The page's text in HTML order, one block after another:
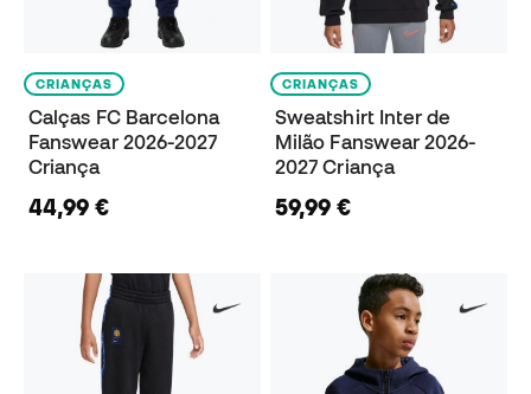
CRIANÇAS
Calças FC Barcelona
Fanswear 2026-2027
Criança
44,99 €
CRIANÇAS
Sweatshirt Inter de
Milão Fanswear 2026-
2027 Criança
59,99 €